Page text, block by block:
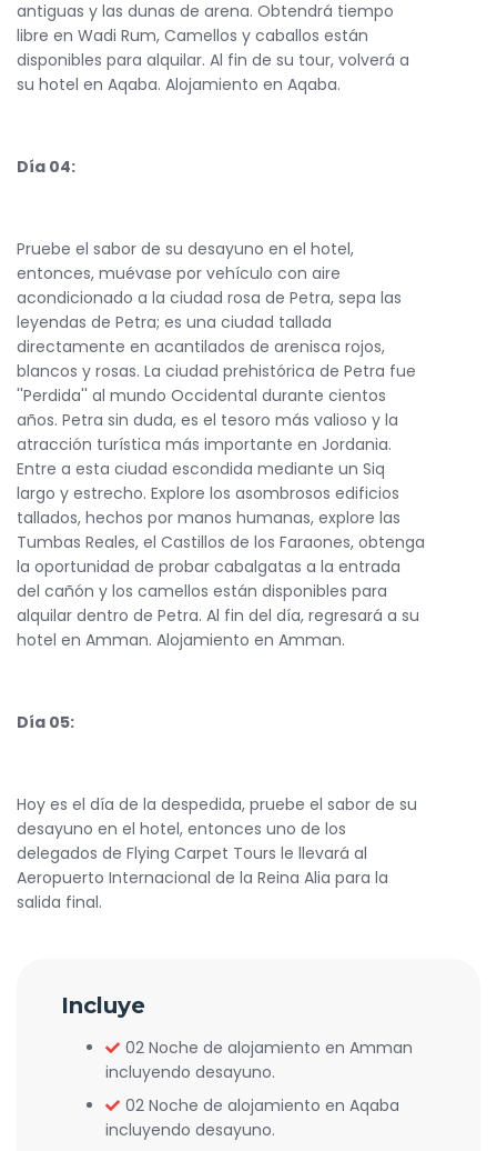
antiguas y las dunas de arena. Obtendrá tiempo
libre en Wadi Rum, Camellos y caballos están
disponibles para alquilar. Al fin de su tour, volverá a
su hotel en Aqaba. Alojamiento en Aqaba.
Día 04:
Pruebe el sabor de su desayuno en el hotel,
entonces, muévase por vehículo con aire
acondicionado a la ciudad rosa de Petra, sepa las
leyendas de Petra; es una ciudad tallada
directamente en acantilados de arenisca rojos,
blancos y rosas. La ciudad prehistórica de Petra fue
''Perdida'' al mundo Occidental durante cientos
años. Petra sin duda, es el tesoro más valioso y la
atracción turística más importante en Jordania.
Entre a esta ciudad escondida mediante un Siq
largo y estrecho. Explore los asombrosos edificios
tallados, hechos por manos humanas, explore las
Tumbas Reales, el Castillos de los Faraones, obtenga
la oportunidad de probar cabalgatas a la entrada
del cañón y los camellos están disponibles para
alquilar dentro de Petra. Al fin del día, regresará a su
hotel en Amman. Alojamiento en Amman.
Día 05:
Hoy es el día de la despedida, pruebe el sabor de su
desayuno en el hotel, entonces uno de los
delegados de Flying Carpet Tours le llevará al
Aeropuerto Internacional de la Reina Alia para la
salida final.
Incluye
02 Noche de alojamiento en Amman
incluyendo desayuno.
02 Noche de alojamiento en Aqaba
incluyendo desayuno.